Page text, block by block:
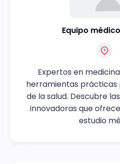
Equipo
Expertos en
herramientas prácticas
de la salud. Descubre
innovadoras que
estudio